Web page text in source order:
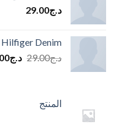
د.ج29.00
Hilfiger Denim
د.ج29.00 السعر
د.ج
المنتج